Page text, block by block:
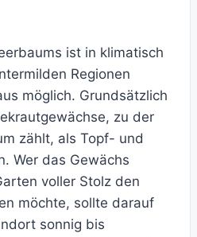
ist in klimatisch
Regionen
möglich. Grundsätzlich
zu der
zählt, als Topf- und
Wer das Gewächs
voller Stolz den
möchte, sollte darauf
sonnig bis